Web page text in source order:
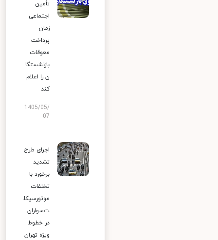
تأمین
اجتماعی
زمان
پرداخت
معوقات
بازنشستگا
ن را اعلام
کند
1405/05/
07
اجرای طرح
تشدید
برخورد با
تخلفات
موتورسیکل
ت‌سواران
در خطوط
ویژه تهران